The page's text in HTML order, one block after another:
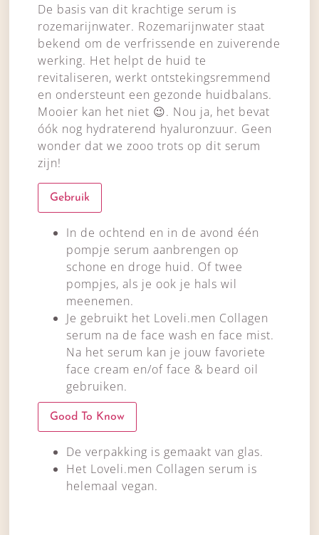
De basis van dit krachtige serum is
rozemarijnwater. Rozemarijnwater staat
bekend om de verfrissende en zuiverende
werking. Het helpt de huid te
revitaliseren, werkt ontstekingsremmend
en ondersteunt een gezonde huidbalans.
Mooier kan het niet 😉. Nou ja, het bevat
óók nog hydraterend hyaluronzuur. Geen
wonder dat we zooo trots op dit serum
zijn!
Gebruik
In de ochtend en in de avond één
pompje serum aanbrengen op
schone en droge huid. Of twee
pompjes, als je ook je hals wil
meenemen.
Je gebruikt het Loveli.men Collagen
serum na de face wash en face mist.
Na het serum kan je jouw favoriete
face cream en/of face & beard oil
gebruiken.
Good To Know
De verpakking is gemaakt van glas.
Het Loveli.men Collagen serum is
helemaal vegan.